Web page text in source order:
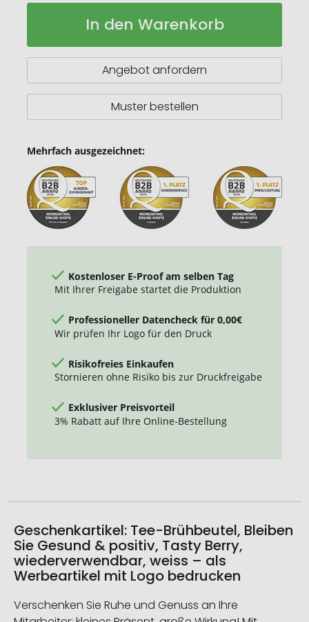
Geschenkartikel:
Bleiben
&
Tasty
wiederverwendbar
Auf
In den Warenkorb
Angebot anfordern
Muster bestellen
Mehrfach ausgezeichnet:
Kostenloser E-Proof am selben Tag
Mit Ihrer Freigabe startet die Produktion
Professioneller Datencheck für 0,00€
Wir prüfen Ihr Logo für den Druck
Risikofreies Einkaufen
Stornieren ohne Risiko bis zur Druckfreigabe
Exklusiver Preisvorteil
3% Rabatt auf Ihre Online-Bestellung
Geschenkartikel: Tee-Brühbeutel, Bleiben
Sie Gesund & positiv, Tasty Berry,
wiederverwendbar, weiss – als
Werbeartikel mit Logo bedrucken
Verschenken Sie Ruhe und Genuss an Ihre